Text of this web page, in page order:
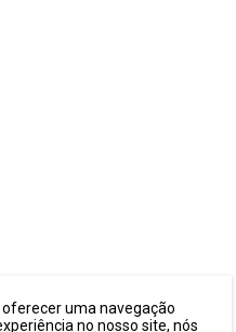
oferecer uma navegação
no nosso site, nós